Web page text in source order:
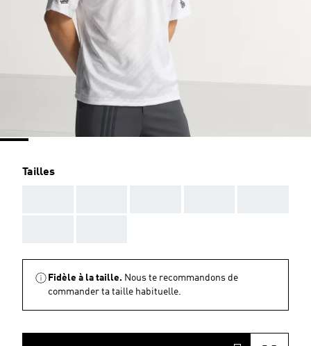
Tailles
Fidèle à la taille. Nous te recommandons de
commander ta taille habituelle.